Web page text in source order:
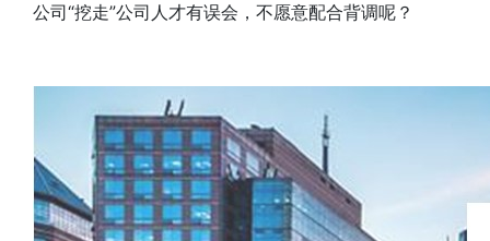
公司“挖走”公司人才有误会，不愿意配合背调呢？